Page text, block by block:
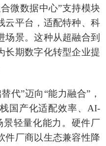
微数据中心”支持模块
云平台，适配特种、科
场景。这种从超融合到
长期数字化转型企业提
代”迈向“能力融合”，
国产化适配效率、AI-
景轻量化能力。硬件厂
件厂商以生态兼容性降